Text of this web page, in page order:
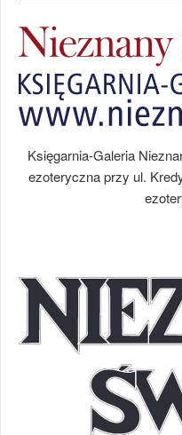
Księgarnia-Galeria
ezoteryczna przy ul.